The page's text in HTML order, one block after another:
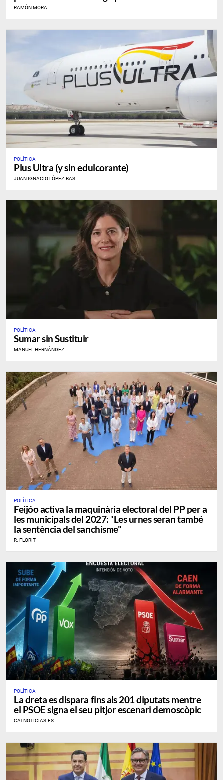
RAMÓN MORA
POLÍTICA
Plus Ultra (y sin edulcorante)
JUAN IGNACIO LÓPEZ-BAS
POLÍTICA
Sumar sin Sustituir
MANUEL HERNÁNDEZ
POLÍTICA
Feijóo activa la maquinària electoral del PP per a
les municipals del 2027: "Les urnes seran també
la sentència del sanchisme"
R. FLORIT
POLÍTICA
La dreta es dispara fins als 201 diputats mentre
el PSOE signa el seu pitjor escenari demoscòpic
CATNOTICIAS.ES